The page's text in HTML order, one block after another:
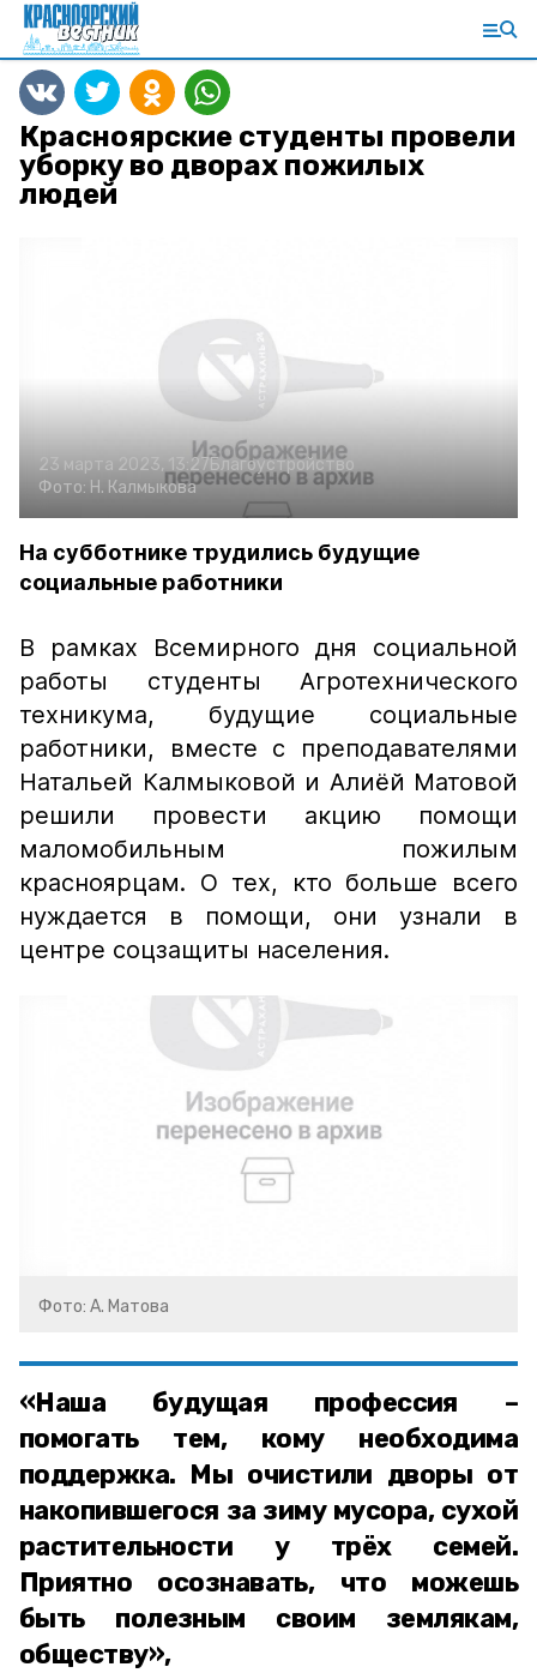
Красноярские студенты провели
уборку во дворах пожилых
людей
23 марта 2023, 13:27Благоустройство
Фото: Н. Калмыкова
На субботнике трудились будущие
социальные работники
В рамках Всемирного дня социальной
работы студенты Агротехнического
техникума, будущие социальные
работники, вместе с преподавателями
Натальей Калмыковой и Алиёй Матовой
решили провести акцию помощи
маломобильным пожилым
красноярцам. О тех, кто больше всего
нуждается в помощи, они узнали в
центре соцзащиты населения.
Фото: А. Матова
«Наша будущая профессия –
помогать тем, кому необходима
поддержка. Мы очистили дворы от
накопившегося за зиму мусора, сухой
растительности у трёх семей.
Приятно осознавать, что можешь
быть полезным своим землякам,
обществу»,